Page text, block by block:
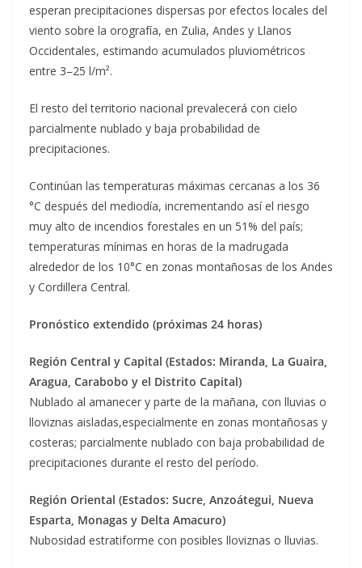
esperan precipitaciones dispersas por efectos locales del
viento sobre la orografía, en Zulia, Andes y Llanos
Occidentales, estimando acumulados pluviométricos
entre 3–25 l/m².
El resto del territorio nacional prevalecerá con cielo
parcialmente nublado y baja probabilidad de
precipitaciones.
Continúan las temperaturas máximas cercanas a los 36
°C después del mediodía, incrementando así el riesgo
muy alto de incendios forestales en un 51% del país;
temperaturas mínimas en horas de la madrugada
alrededor de los 10°C en zonas montañosas de los Andes
y Cordillera Central.
Pronóstico extendido (próximas 24 horas)
Región Central y Capital (Estados: Miranda, La Guaira,
Aragua, Carabobo y el Distrito Capital)
Nublado al amanecer y parte de la mañana, con lluvias o
lloviznas aisladas,especialmente en zonas montañosas y
costeras; parcialmente nublado con baja probabilidad de
precipitaciones durante el resto del período.
Región Oriental (Estados: Sucre, Anzoátegui, Nueva
Esparta, Monagas y Delta Amacuro)
Nubosidad estratiforme con posibles lloviznas o lluvias.